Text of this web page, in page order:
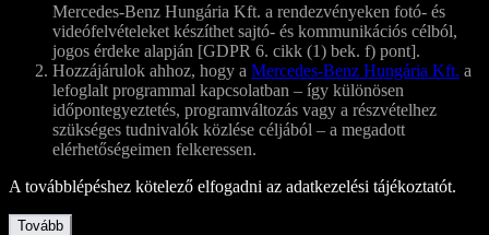
Mercedes-Benz Hungária Kft. a rendezvényeken fotó- és
videófelvételeket készíthet sajtó- és kommunikációs célból,
jogos érdeke alapján [GDPR 6. cikk (1) bek. f) pont].
Hozzájárulok ahhoz, hogy a Mercedes-Benz Hungária Kft. a
lefoglalt programmal kapcsolatban – így különösen
időpontegyeztetés, programváltozás vagy a részvételhez
szükséges tudnivalók közlése céljából – a megadott
elérhetőségeimen felkeressen.
A továbblépéshez kötelező elfogadni az adatkezelési tájékoztatót.
Tovább